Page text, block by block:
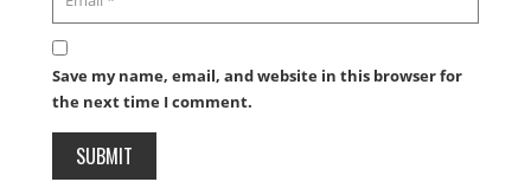
Save my name, email, and website in this browser for
the next time I comment.